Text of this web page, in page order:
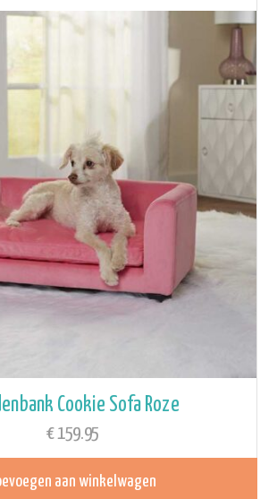
Cookie Sofa Roze
€159.95
aan winkelwagen